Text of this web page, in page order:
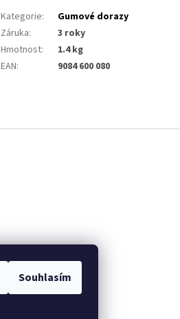
Souhlasím
Kategorie:
Gumové dorazy
Záruka:
3 roky
Hmotnost:
1.4 kg
EAN: 9084 600 080